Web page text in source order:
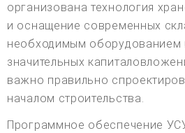
организована технология
и оснащение современных
необходимым оборудованием
значительных
важно правильно
началом строительства.
Программное обеспечение